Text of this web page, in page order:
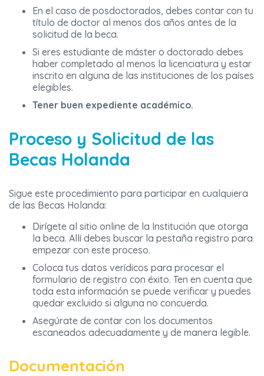
En el caso de posdoctorados, debes contar con tu
título de doctor al menos dos años antes de la
solicitud de la beca.
Si eres estudiante de máster o doctorado debes
haber completado al menos la licenciatura y estar
inscrito en alguna de las instituciones de los países
elegibles.
Tener buen expediente académico.
Proceso y Solicitud de las
Becas Holanda
Sigue este procedimiento para participar en cualquiera
de las Becas Holanda:
Dirígete al sitio online de la Institución que otorga
la beca. Allí debes buscar la pestaña registro para
empezar con este proceso.
Coloca tus datos verídicos para procesar el
formulario de registro con éxito. Ten en cuenta que
toda esta información se puede verificar y puedes
quedar excluido si alguna no concuerda.
Asegúrate de contar con los documentos
escaneados adecuadamente y de manera legible.
Documentación